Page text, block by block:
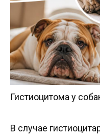
Гистиоцитома у
В случае